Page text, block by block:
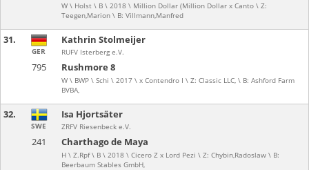
W \ Holst \ B \ 2018 \ Million Dollar (Million Dollar x Canto \ Z:
Teegen,Marion \ B: Villmann,Manfred
31.
795 Rushmore 8
W \ BWP \ Schi \ 2017 \ x Contendro I \ Z: Classic LLC, \ B: Ashford Farm
BVBA,
GER
Kathrin Stolmeijer
RUFV Isterberg e.V.
32.
241 Charthago de Maya
H \ Z.Rpf \ B \ 2018 \ Cicero Z x Lord Pezi \ Z: Chybin,Radoslaw \ B:
Beerbaum Stables GmbH,
SWE
Isa Hjortsäter
ZRFV Riesenbeck e.V.